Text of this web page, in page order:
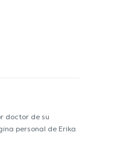
doctor de su
personal de Erika